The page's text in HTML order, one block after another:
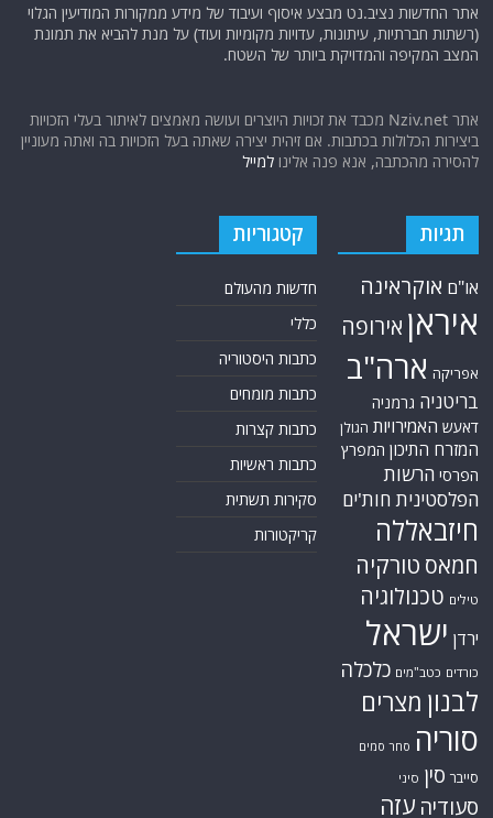
אתר החדשות נציב.נט מבצע איסוף ועיבוד של מידע ממקורות המודיעין הגלוי
(רשתות חברתיות, עיתונות, עדויות מקומיות ועוד) על מנת להביא את תמונת
המצב המקיפה והמדויקת ביותר של השטח.
אתר Nziv.net מכבד את זכויות היוצרים ועושה מאמצים לאיתור בעלי הזכויות
ביצירות הכלולות בכתבות. אם זיהית יצירה שאתה בעל הזכויות בה ואתה מעוניין
להסירה מהכתבה, אנא פנה אלינולמייל
תגיות
או"ם אוקראינה
איראן אירופה
אפריקה ארה"ב
בריטניה גרמניה
דאעש האמירויות הגולן
המזרח התיכון המפרץ
הפרסי הרשות
הפלסטינית חות'ים
חיזבאללה
חמאס טורקיה
טילים טכנולוגיה
ירדן ישראל
כורדים כטב"מים כלכלה
לבנון מצרים
סוריה סחר סמים
סייבר סין סיני
סעודיה עזה
קטגוריות
חדשות מהעולם
כללי
כתבות היסטוריה
כתבות מומחים
כתבות קצרות
כתבות ראשיות
סקירות תשתית
קריקטורות